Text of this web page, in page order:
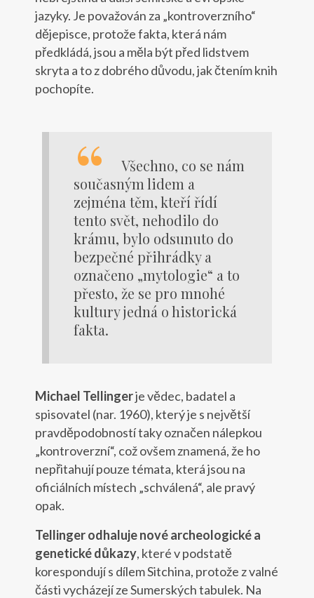
jazyky. Je považován za „kontroverzního“
dějepisce, protože fakta, která nám
předkládá, jsou a měla být před lidstvem
skryta a to z dobrého důvodu, jak čtením knih
pochopíte.
Všechno, co se nám
současným lidem a
zejména těm, kteří řídí
tento svět, nehodilo do
krámu, bylo odsunuto do
bezpečné přihrádky a
označeno „mytologie“ a to
přesto, že se pro mnohé
kultury jedná o historická
fakta.
Michael Tellingerje vědec, badatel a
spisovatel (nar. 1960), který je s největší
pravděpodobností taky označen nálepkou
„kontroverzní“, což ovšem znamená, že ho
nepřitahují pouze témata, která jsou na
oficiálních místech „schválená“, ale pravý
opak.
Tellinger odhaluje nové archeologické a
genetické důkazy, které v podstatě
korespondují s dílem Sitchina, protože z valné
části vycházejí ze Sumerských tabulek. Na